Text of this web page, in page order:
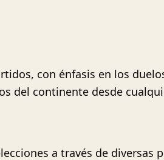
con énfasis en los
del continente desde
a través de diversas